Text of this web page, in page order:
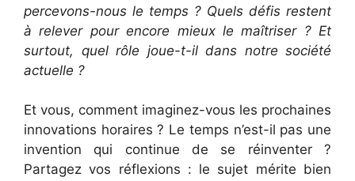
percevons-nous le temps ? Quels défis restent
à relever pour encore mieux le maîtriser ? Et
surtout, quel rôle joue-t-il dans notre société
actuelle ?
Et vous, comment imaginez-vous les prochaines
innovations horaires ? Le temps n’est-il pas une
invention qui continue de se réinventer ?
Partagez vos réflexions : le sujet mérite bien